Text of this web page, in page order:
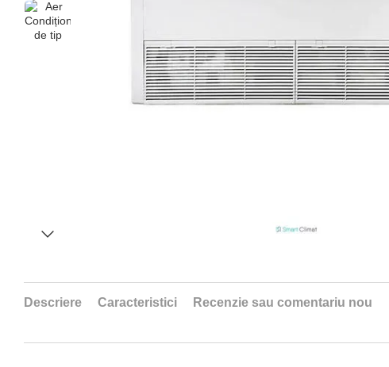
Descriere Caracteristici Recenzie sau comentariu nou